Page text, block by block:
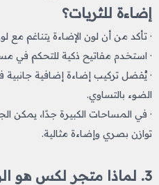
إضاءة للثريات؟
· تأكد من أن لون الإضاءة يتناغم مع
· استخدم مفاتيح ذكية للتحكم في
· يُفضل تركيب إضاءة إضافية جانبية
الضوء بالتساوي.
· في المساحات الكبيرة جدًا، يمكن
توازن بصري وإضاءة مثالية.
3. لماذا متجر لكس هو